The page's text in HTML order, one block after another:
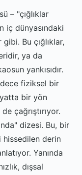
– "çığlıklar
iç dünyasındaki
Bu çığlıklar,
ya da
yankısıdır.
fiziksel bir
bir yön
çağrıştırıyor.
dizesi. Bu, bir
derin
Yanında
dışsal